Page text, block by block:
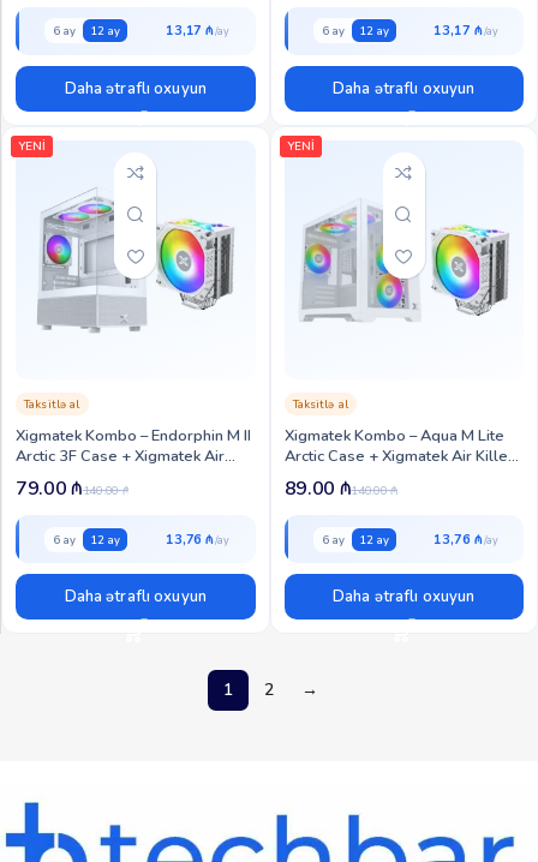
6 ay 12 ay 13,17 ₼
Daha ətraflı oxuyun
6 ay 12 ay 13,17 ₼
Daha ətraflı oxuyun
YENİ
Xigmatek Kombo – Endorphin M II
Arctic 3F Case + Xigmatek Air
Killer Pro Arctic CPU Cooler (XIG-
CC-118)
Taksitlə al
140.00₼
79.00₼
6 ay 12 ay 13,76 ₼
Daha ətraflı oxuyun
YENİ
Xigmatek Kombo – Aqua M Lite
Arctic Case + Xigmatek Air Killer
Pro Arctic CPU Cooler (XIG-CC-
107)
Taksitlə al
140.00₼
89.00 ₼
6 ay 12 ay 13,76 ₼
Daha ətraflı oxuyun
1 2 →